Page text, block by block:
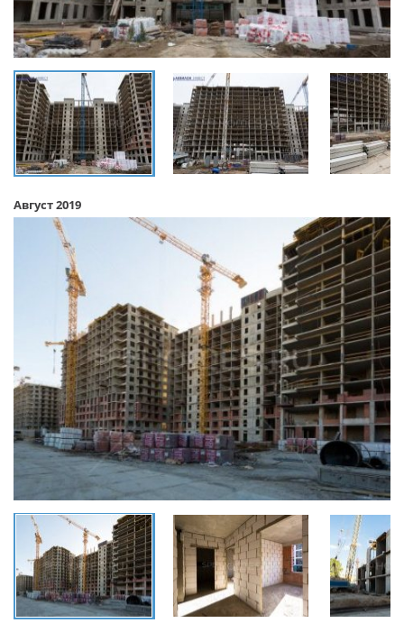
Август 2019